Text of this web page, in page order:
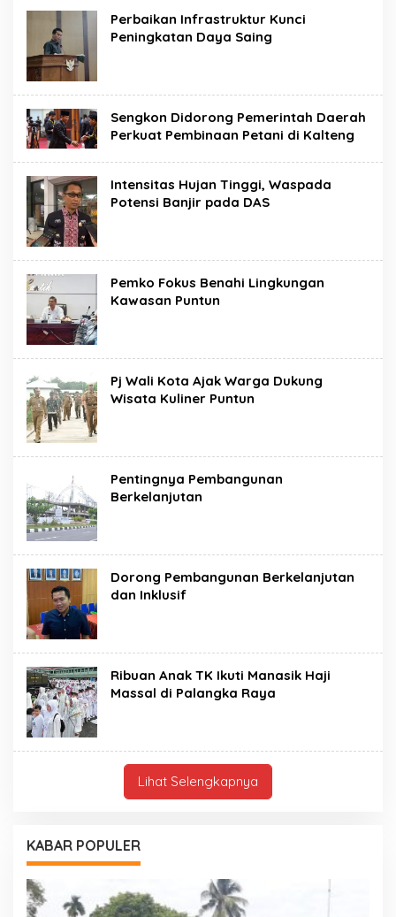
Perbaikan Infrastruktur Kunci
Peningkatan Daya Saing
Sengkon Didorong Pemerintah Daerah
Perkuat Pembinaan Petani di Kalteng
Intensitas Hujan Tinggi, Waspada
Potensi Banjir pada DAS
Pemko Fokus Benahi Lingkungan
Kawasan Puntun
Pj Wali Kota Ajak Warga Dukung
Wisata Kuliner Puntun
Pentingnya Pembangunan
Berkelanjutan
Dorong Pembangunan Berkelanjutan
dan Inklusif
Ribuan Anak TK Ikuti Manasik Haji
Massal di Palangka Raya
Lihat Selengkapnya
KABAR POPULER